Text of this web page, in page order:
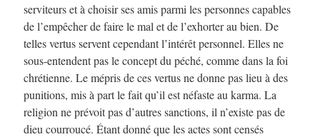
serviteurs et à choisir ses amis parmi les personnes capables
de l’empêcher de faire le mal et de l’exhorter au bien. De
telles vertus servent cependant l’intérêt personnel. Elles ne
sous-entendent pas le concept du péché, comme dans la foi
chrétienne. Le mépris de ces vertus ne donne pas lieu à des
punitions, mis à part le fait qu’il est néfaste au karma. La
religion ne prévoit pas d’autres sanctions, il n’existe pas de
dieu courroucé. Étant donné que les actes sont censés